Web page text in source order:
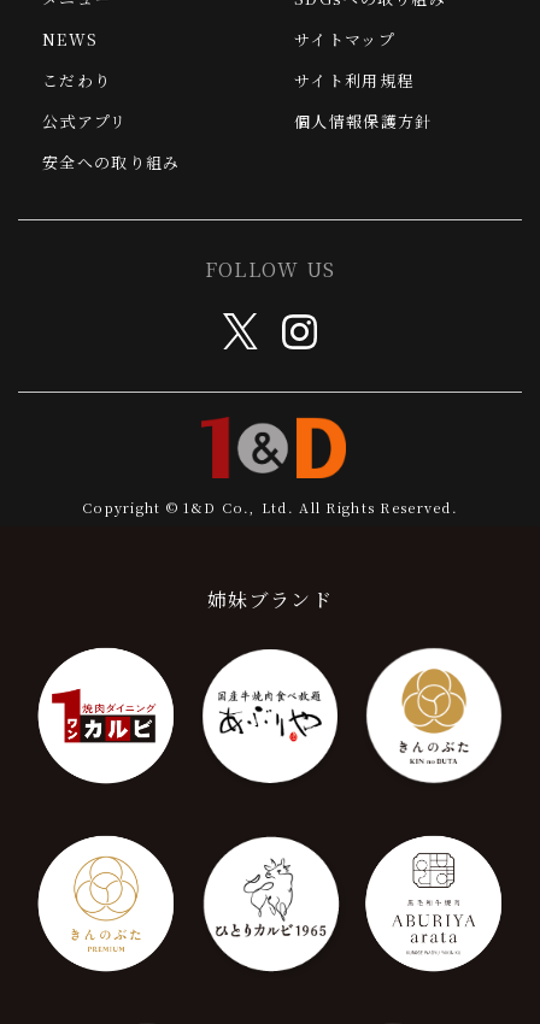
NEWS
こだわり
公式アプリ
安全への取り組み
サイトマップ
サイト利用規程
個人情報保護方針
FOLLOW US
Copyright © 1&D Co., Ltd. All Rights Reserved.
姉妹ブランド